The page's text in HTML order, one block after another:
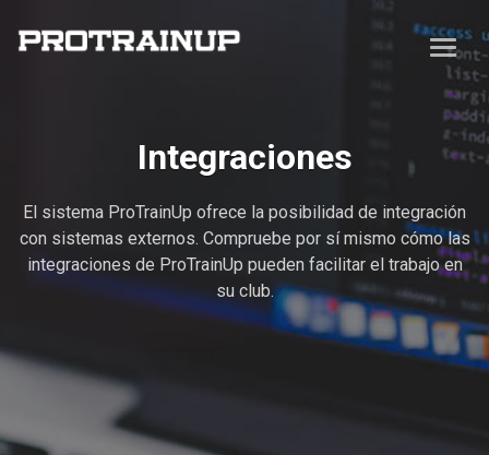
Integraciones
El sistema ProTrainUp ofrece la posibilidad de integración
con sistemas externos. Compruebe por sí mismo cómo las
integraciones de ProTrainUp pueden facilitar el trabajo en
su club.